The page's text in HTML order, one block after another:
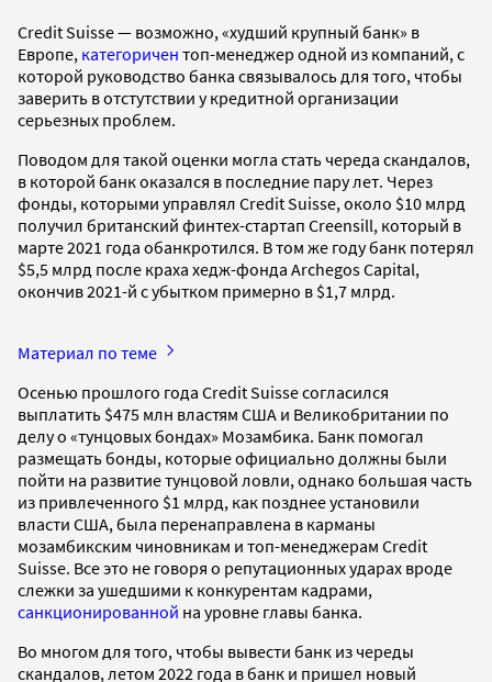
Credit Suisse — возможно, «худший крупный банк» в
Европе, категоричен топ-менеджер одной из компаний, с
которой руководство банка связывалось для того, чтобы
заверить в отстутствии у кредитной организации
серьезных проблем.
Поводом для такой оценки могла стать череда скандалов,
в которой банк оказался в последние пару лет. Через
фонды, которыми управлял Credit Suisse, около $10 млрд
получил британский финтех-стартап Creensill, который в
марте 2021 года обанкротился. В том же году банк потерял
$5,5 млрд после краха хедж-фонда Archegos Capital,
окончив 2021-й с убытком примерно в $1,7 млрд.
Материал по теме
Осенью прошлого года Credit Suisse согласился
выплатить $475 млн властям США и Великобритании по
делу о «тунцовых бондах» Мозамбика. Банк помогал
размещать бонды, которые официально должны были
пойти на развитие тунцовой ловли, однако большая часть
из привлеченного $1 млрд, как позднее установили
власти США, была перенаправлена в карманы
мозамбикским чиновникам и топ-менеджерам Credit
Suisse. Все это не говоря о репутационных ударах вроде
слежки за ушедшими к конкурентам кадрами,
санкционированной на уровне главы банка.
Во многом для того, чтобы вывести банк из череды
скандалов, летом 2022 года в банк и пришел новый